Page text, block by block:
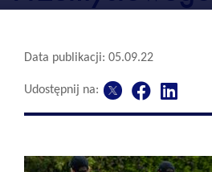
Data publikacji: 05.09.22
Udostępnij na: